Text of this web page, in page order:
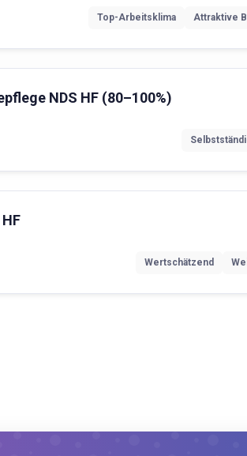
Top-Arbeitsklima Attraktive
NDS HF (80–100%)
Wertschätzend